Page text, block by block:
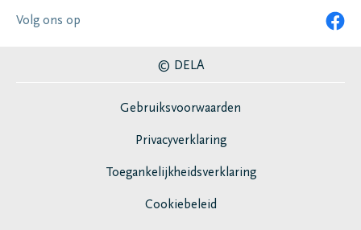
Volg ons op
© DELA
Gebruiksvoorwaarden
Privacyverklaring
Toegankelijkheidsverklaring
Cookiebeleid